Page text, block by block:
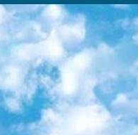
выпускники по всей стране на основе этих вариантов проводит итоговую государственную аттестацию. 6. Государственное образование учащихся средних общеобразовательных учреждений. знания в соответствии с квалификационными требованиями, которые необходимо приобрести на основании стандартов итоговый (выпускной) контроль для 9 и 11 классов в целях тестирования Экзамены (далее – экзамены) состоят из предметов, перечисленных в приложении 1. будет сделано. 7. Экзамены пройдут с 26 мая по 15 июня 2024 г. (кроме науки физического воспитания). 8. Физическая для учащихся 9 классов общесредних образовательных учреждений. Экзамены по предмету «Образование, квалификация медицина» 1-6 мая 2024 года. сотрудники перевести под присмотр (с отклонениями в физическом или умственном развитии) специализированная школа для детей, школы-интернаты и со сколиозом школы-интернаты санаторного типа для больных детей исключены). 9. Он был слепым, слабовидящим и имел нарушения опорно-двигательного аппарата. экзамены в специализированных школах и интернатах для детей должны проводиться исходя из требований, предъявляемых к общеобразовательным учреждениям (физкультура кроме науки). 10. Специализированная школа для глухих и слабослышащих детей. и экзамены в интернатах и быть реализован в виде письменного теста по математике. 11. Специальность для умственно отсталых детей. Для 9 класса Родной язык и литературное письмо Государственный язык (язык обучения – узбекский). для неклассов) написано Математическое письмо Письменная/устная история Узбекистана Физическое воспитание практично Итоговый контроль Для 11 класса Написание родного языка и литературы (эссе) Математическое письмо Узбекский язык (обучение на узбекском языке) не посещающее общее среднее образование для учреждений)/Образовательное учреждение выбор письменный и